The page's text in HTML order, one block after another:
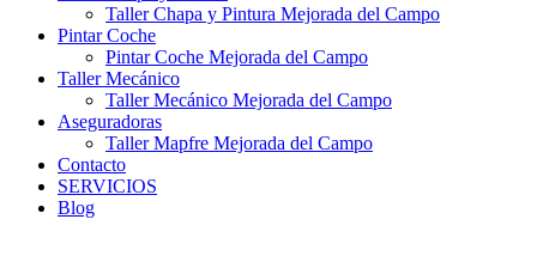
Taller Chapa y Pintura Mejorada del Campo
Pintar Coche
Pintar Coche Mejorada del Campo
Taller Mecánico
Taller Mecánico Mejorada del Campo
Aseguradoras
Taller Mapfre Mejorada del Campo
Contacto
SERVICIOS
Blog